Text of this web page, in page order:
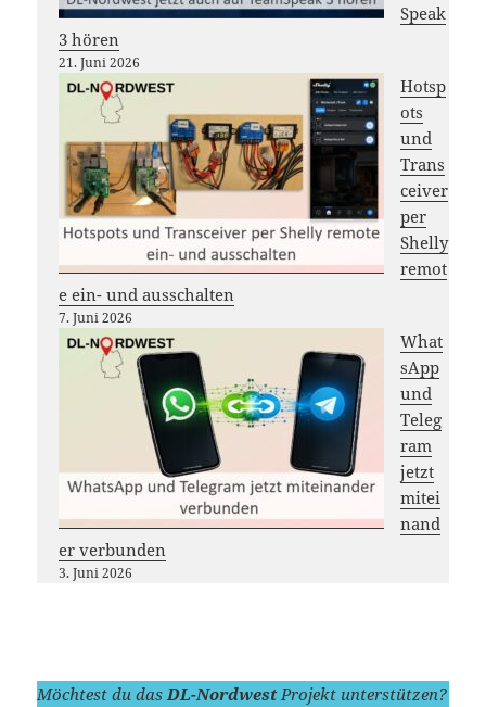
Speak
3 hören
21. Juni 2026
Hotsp
ots
und
Trans
ceiver
per
Shelly
remot
e ein- und ausschalten
7. Juni 2026
What
sApp
und
Teleg
ram
jetzt
mitei
nand
er verbunden
3. Juni 2026
Möchtest du das DL-Nordwest Projekt unterstützen?